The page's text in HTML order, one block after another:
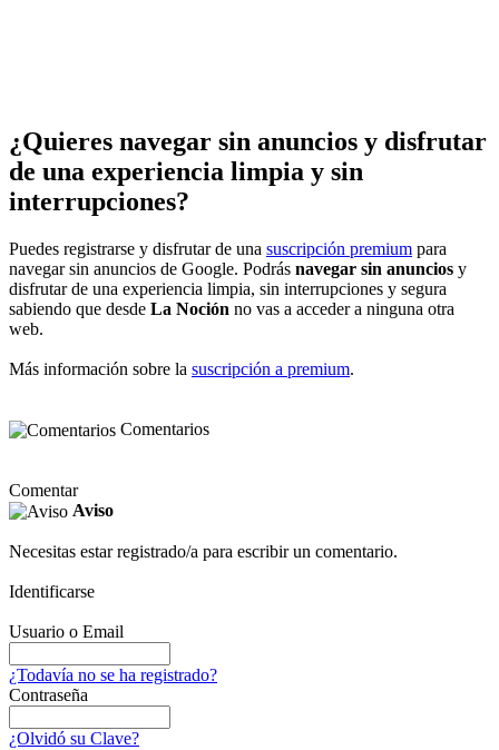
¿Quieres navegar sin anuncios y disfrutar
de una experiencia limpia y sin
interrupciones?
Puedes registrarse y disfrutar de una suscripción premium para
navegar sin anuncios de Google. Podrás navegar sin anuncios y
disfrutar de una experiencia limpia, sin interrupciones y segura
sabiendo que desde La Noción no vas a acceder a ninguna otra
web.
Más información sobre la suscripción a premium.
Comentarios
Comentar
Aviso
Necesitas estar registrado/a para escribir un comentario.
Identificarse
Usuario o Email
¿Todavía no se ha registrado?
Contraseña
¿Olvidó su Clave?